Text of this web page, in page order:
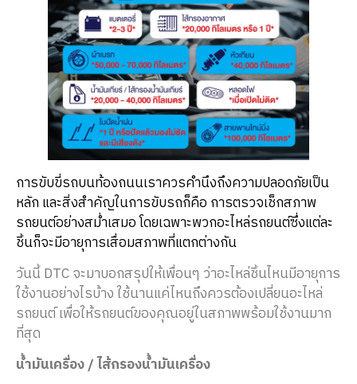
การขับขี่รถบนท้องถนนเราควรคำนึงถึงความปลอดภัยเป็น
หลัก และสิ่งสำคัญในการขับรถก็คือ การตรวจเช็กสภาพ
รถยนต์อย่างสม่ำเสมอ โดยเฉพาะพวกอะไหล่รถยนต์ซึ่งแต่ละ
ชิ้นก็จะมีอายุการเสื่อมสภาพที่แตกต่างกัน
วันนี้ DTC จะมาบอกสรุปให้เพื่อนๆ ว่าอะไหล่ชิ้นไหนมีอายุการ
ใช้งานอย่างไรบ้าง ใช้นานแค่ไหนถึงควรต้องเปลี่ยนอะไหล่
รถยนต์ เพื่อให้รถยนต์ของคุณอยู่ในสภาพพร้อมใช้งานมาก
ที่สุด
น้ำมันเครื่อง / ไส้กรองน้ำมันเครื่อง